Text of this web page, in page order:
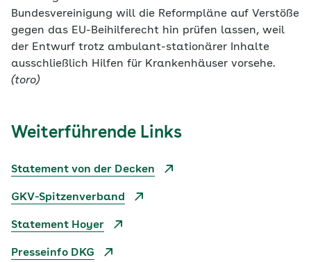
Bundesvereinigung will die Reformpläne auf Verstöße
gegen das EU-Beihilferecht hin prüfen lassen, weil
der Entwurf trotz ambulant-stationärer Inhalte
ausschließlich Hilfen für Krankenhäuser vorsehe.
(toro)
Weiterführende Links
Statement von der Decken
GKV-Spitzenverband
Statement Hoyer
Presseinfo DKG